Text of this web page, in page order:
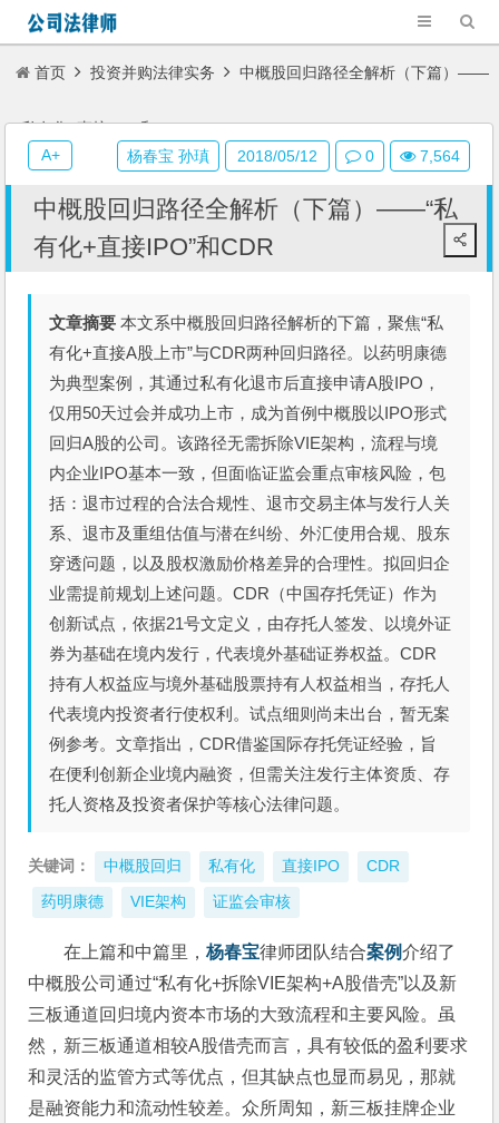
首页 投资并购法律实务 中概股回归路径全解析（下篇）——
“私有化+直接IPO”和CDR
中概股回归路径全解析（下篇）——“私
有化+直接IPO”和CDR
文章摘要 本文系中概股回归路径解析的下篇，聚焦“私
有化+直接A股上市”与CDR两种回归路径。以药明康德
为典型案例，其通过私有化退市后直接申请A股IPO，
仅用50天过会并成功上市，成为首例中概股以IPO形式
回归A股的公司。该路径无需拆除VIE架构，流程与境
内企业IPO基本一致，但面临证监会重点审核风险，包
括：退市过程的合法合规性、退市交易主体与发行人关
系、退市及重组估值与潜在纠纷、外汇使用合规、股东
穿透问题，以及股权激励价格差异的合理性。拟回归企
业需提前规划上述问题。CDR（中国存托凭证）作为
创新试点，依据21号文定义，由存托人签发、以境外证
券为基础在境内发行，代表境外基础证券权益。CDR
持有人权益应与境外基础股票持有人权益相当，存托人
代表境内投资者行使权利。试点细则尚未出台，暂无案
例参考。文章指出，CDR借鉴国际存托凭证经验，旨
在便利创新企业境内融资，但需关注发行主体资质、存
托人资格及投资者保护等核心法律问题。
关键词： 中概股回归 私有化 直接IPO CDR
药明康德 VIE架构 证监会审核
在上篇和中篇里，杨春宝律师团队结合案例介绍了
中概股公司通过“私有化+拆除VIE架构+A股借壳”以及新
三板通道回归境内资本市场的大致流程和主要风险。虽
然，新三板通道相较A股借壳而言，具有较低的盈利要求
和灵活的监管方式等优点，但其缺点也显而易见，那就
是融资能力和流动性较差。众所周知，新三板挂牌企业
杨春宝 孙瑱 2018/05/12 0 7,564
A+